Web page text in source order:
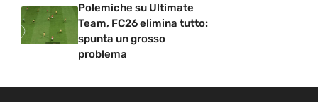
Polemiche su Ultimate
Team, FC26 elimina tutto:
spunta un grosso
problema